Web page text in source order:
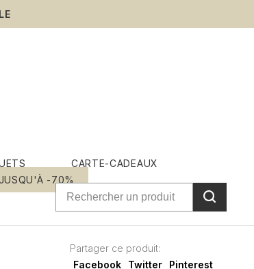
CARTE-CADEAUX
-70%
Partager ce produit:
Facebook
Twitter Pinterest